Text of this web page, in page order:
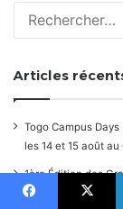
Articles
Togo Campus
les 14 et 15 août au
1ère Édition des
Apégamé / Sokpé